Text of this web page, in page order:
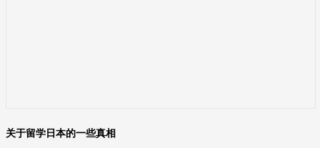
关于留学日本的一些真相